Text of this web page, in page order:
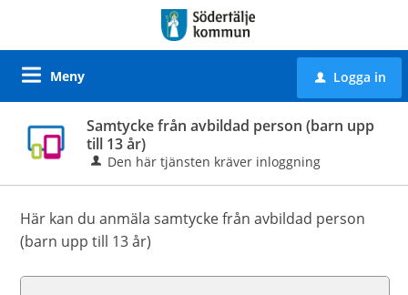
Meny u Logga in
Samtycke från avbildad person (barn upp
till 13 år)
Den här tjänsten kräver inloggning
Här kan du anmäla samtycke från avbildad person
(barn upp till 13 år)